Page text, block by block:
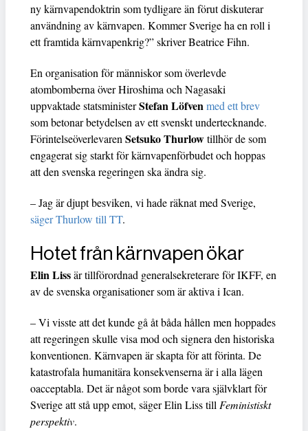
ny kärnvapendoktrin som tydligare än förut diskuterar
användning av kärnvapen. Kommer Sverige ha en roll i
ett framtida kärnvapenkrig?” skriver Beatrice Fihn.
En organisation för människor som överlevde
atombomberna över Hiroshima och Nagasaki
uppvaktade statsministerStefan Löfvenmed ett brev
som betonar betydelsen av ett svenskt undertecknande.
Förintelseöverlevaren Setsuko Thurlowtillhör de som
engagerat sig starkt för kärnvapenförbudet och hoppas
att den svenska regeringen ska ändra sig.
– Jag är djupt besviken, vi hade räknat med Sverige,
säger Thurlow till TT.
Hotet från kärnvapen ökar
Elin Lissär tillförordnad generalsekreterare för IKFF, en
av de svenska organisationer som är aktiva i Ican.
– Vi visste att det kunde gå åt båda hållen men hoppades
att regeringen skulle visa mod och signera den historiska
konventionen. Kärnvapen är skapta för att förinta. De
katastrofala humanitära konsekvenserna är i alla lägen
oacceptabla. Det är något som borde vara självklart för
Sverige att stå upp emot, säger Elin Liss till Feministiskt
perspektiv.